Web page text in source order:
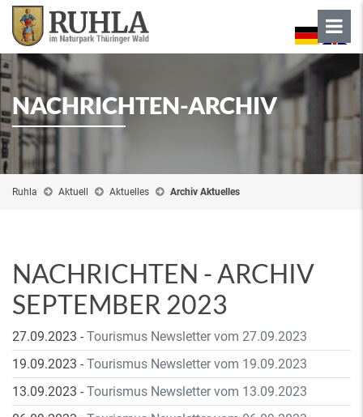
NACHRICHTEN-ARCHIV
Ruhla Aktuell Aktuelles Archiv Aktuelles
NACHRICHTEN - ARCHIV
SEPTEMBER 2023
27.09.2023 - Tourismus Newsletter vom 27.09.2023
19.09.2023 - Tourismus Newsletter vom 19.09.2023
13.09.2023 - Tourismus Newsletter vom 13.09.2023